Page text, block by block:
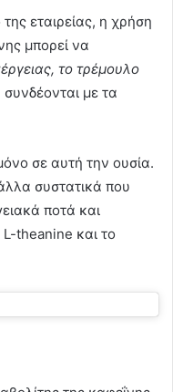
εταιρείας, η χρήση
μπορεί να
το τρέμουλο
με τα
σε αυτή την ουσία.
συστατικά που
ποτά και
theanine και το